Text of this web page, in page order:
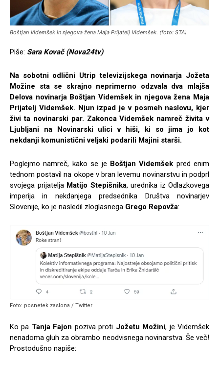
Boštjan Videmšek in njegova žena Maja Prijatelj Videmšek. (foto: STA)
Piše: Sara Kovač (Nova24tv)
Na sobotni odlični Utrip televizijskega novinarja Jožeta
Možine sta se skrajno neprimerno odzvala dva mlajša
Delova novinarja Boštjan Videmšek in njegova žena Maja
Prijatelj Videmšek. Njun izpad je v posmeh naslovu, kjer
živi ta novinarski par. Zakonca Videmšek namreč živita v
Ljubljani na Novinarski ulici v hiši, ki so jima jo kot
nekdanji komunistični veljaki podarili Majini starši.
Poglejmo namreč, kako se je Boštjan Videmšek pred enim
tednom postavil na okope v bran levemu novinarstvu in podprl
svojega prijatelja Matijo Stepišnika, urednika iz Odlazkovega
imperija in nekdanjega predsednika Društva novinarjev
Slovenije, ko je nasledil zloglasnega Grego Repovža:
Foto: posnetek zaslona / Twitter
Ko pa Tanja Fajon poziva proti Jožetu Možini, je Videmšek
nenadoma gluh za obrambo neodvisnega novinarstva. Še več!
Prostodušno napiše: